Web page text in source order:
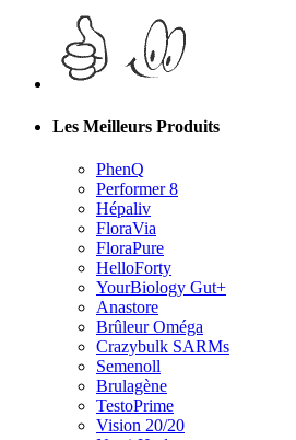
PhenQ
Hépaliv
FloraVia
FloraPure
HelloForty
YourBiology Gut+
Anastore
Brûleur Oméga
Crazybulk SARMs
Semenoll
Brulagène
TestoPrime
Vision 20/20
Nutri-Hydrate